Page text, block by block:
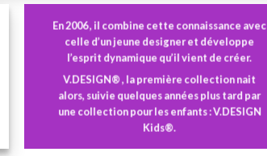
En 2006 , il combine cette connaissance avec
celle d’un jeune designer et développe
l’esprit dynamique qu’il vient de créer.
V.DESIGN® , la première collection nait
alors, suivie quelques années plus tard par
une collection pour les enfants : V.DESIGN
Kids®.